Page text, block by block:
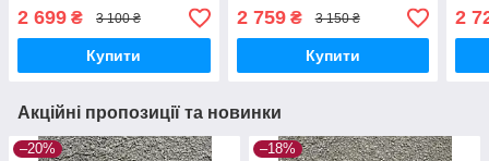
2 699 ₴ 3 100 ₴
Купити
2 759₴ 3 150 ₴
Купити
2
Акційні пропозиції та новинки
–20% –18%